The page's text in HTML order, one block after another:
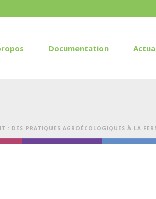
Documentation
: DES PRATIQUES AGROÉCOLOGIQUES À LA